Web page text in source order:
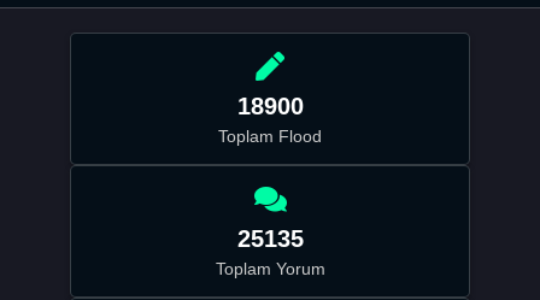
18900
Toplam Flood
25135
Toplam Yorum